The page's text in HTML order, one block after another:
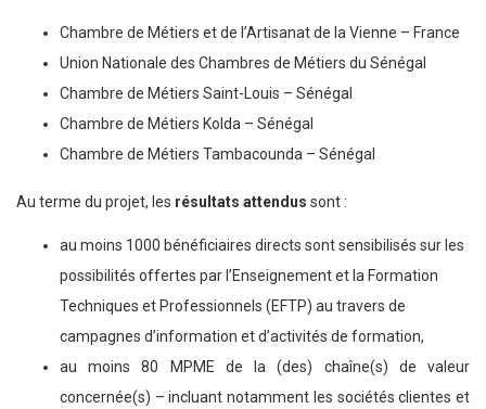
Chambre de Métiers et de l’Artisanat de la Vienne – France
Union Nationale des Chambres de Métiers du Sénégal
Chambre de Métiers Saint-Louis – Sénégal
Chambre de Métiers Kolda – Sénégal
Chambre de Métiers Tambacounda – Sénégal
Au terme du projet, les résultats attendus sont :
au moins 1000 bénéficiaires directs sont sensibilisés sur les
possibilités offertes par l’Enseignement et la Formation
Techniques et Professionnels (EFTP) au travers de
campagnes d’information et d’activités de formation,
au moins 80 MPME de la (des) chaîne(s) de valeur
concernée(s) – incluant notamment les sociétés clientes et